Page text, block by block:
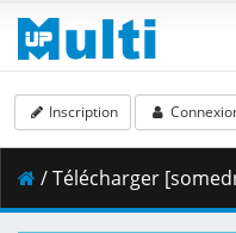
Inscription
/ Télécharger [somedroplet] Pokémon Horizons